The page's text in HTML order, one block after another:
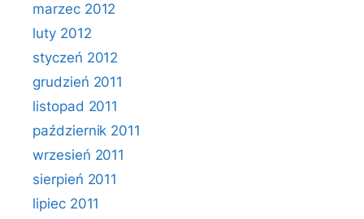
marzec 2012
luty 2012
styczeń 2012
grudzień 2011
listopad 2011
październik 2011
wrzesień 2011
sierpień 2011
lipiec 2011